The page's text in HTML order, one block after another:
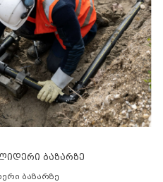
ბაზარზე
ბაზარზე